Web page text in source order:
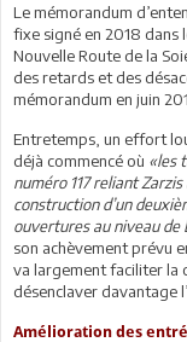
Le mémorandum
fixe signé en 2018 dans
Nouvelle Route de la
des retards et des
mémorandum en juin
Entretemps, un effort
déjà commencé où «les
numéro 117 reliant
construction d’un
ouvertures au niveau de
son achèvement prévu
va largement faciliter la
désenclaver davantage
Amélioration des